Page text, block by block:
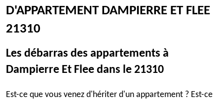
D'APPARTEMENT DAMPIERRE ET FLEE
21310
Les débarras des appartements à
Dampierre Et Flee dans le 21310
Est-ce que vous venez d'hériter d'un appartement ? Est-ce